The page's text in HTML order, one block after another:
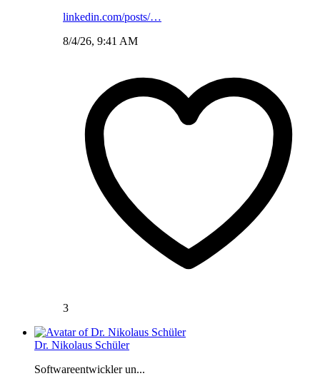
linkedin.com/posts/…
8/4/26, 9:41 AM
3
Dr. Nikolaus Schüler
Softwareentwickler un...